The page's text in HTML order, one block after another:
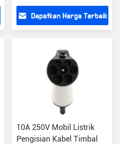
Dapatkan Harga Terbaik
10A 250V Mobil Listrik
Pengisian Kabel Timbal